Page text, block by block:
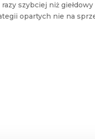
szybciej niż
opartych nie na